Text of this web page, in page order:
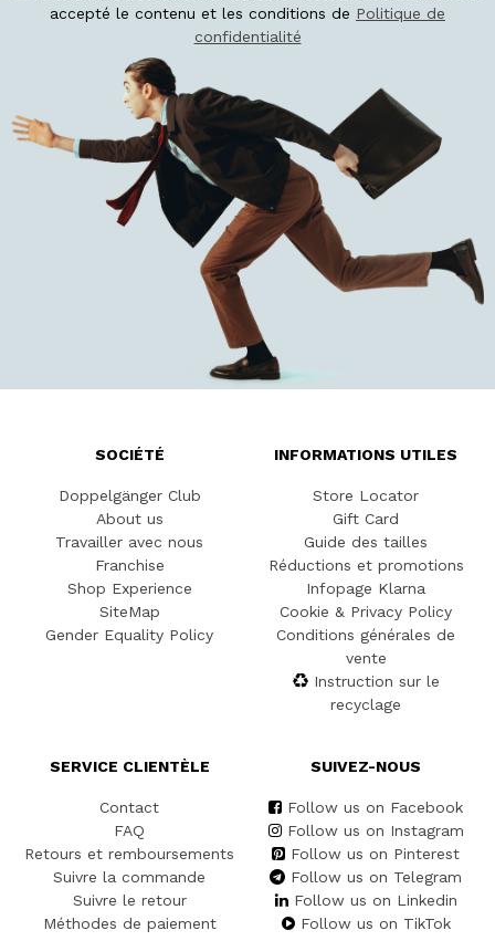
accepté le contenu et les conditions de Politique de
confidentialité
SOCIÉTÉ
Doppelgänger Club
About us
Travailler avec nous
Franchise
Shop Experience
SiteMap
Gender Equality Policy
INFORMATIONS UTILES
Store Locator
Gift Card
Guide des tailles
Réductions et promotions
Infopage Klarna
Cookie & Privacy Policy
Conditions générales de
vente
Instruction sur le
recyclage
SERVICE CLIENTÈLE
Contact
FAQ
Retours et remboursements
Suivre la commande
Suivre le retour
Méthodes de paiement
SUIVEZ-NOUS
Follow us on Facebook
Follow us on Instagram
Follow us on Pinterest
Follow us on Telegram
Follow us on Linkedin
Follow us on TikTok